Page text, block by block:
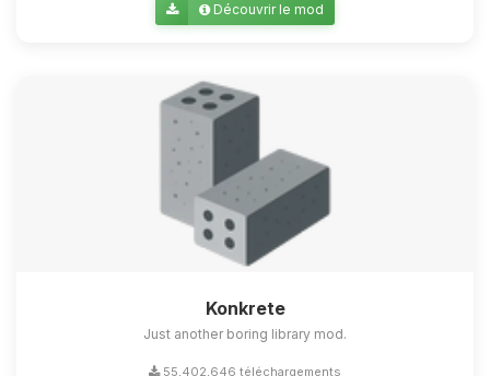
Découvrir le mod
Konkrete
Just another boring library mod.
55,402,646 téléchargements